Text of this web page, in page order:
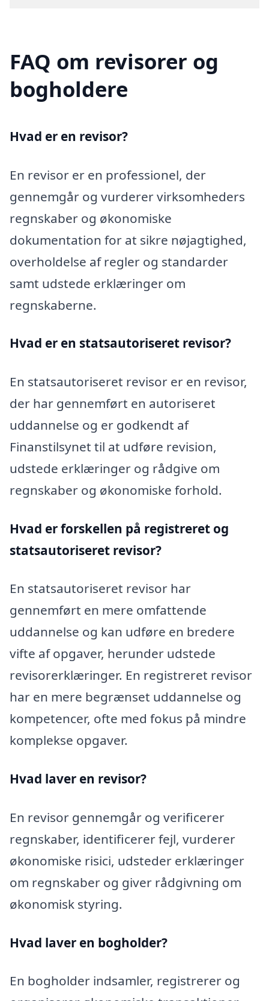
FAQ om revisorer og
bogholdere
Hvad er en revisor?
En revisor er en professionel, der
gennemgår og vurderer virksomheders
regnskaber og økonomiske
dokumentation for at sikre nøjagtighed,
overholdelse af regler og standarder
samt udstede erklæringer om
regnskaberne.
Hvad er en statsautoriseret revisor?
En statsautoriseret revisor er en revisor,
der har gennemført en autoriseret
uddannelse og er godkendt af
Finanstilsynet til at udføre revision,
udstede erklæringer og rådgive om
regnskaber og økonomiske forhold.
Hvad er forskellen på registreret og
statsautoriseret revisor?
En statsautoriseret revisor har
gennemført en mere omfattende
uddannelse og kan udføre en bredere
vifte af opgaver, herunder udstede
revisorerklæringer. En registreret revisor
har en mere begrænset uddannelse og
kompetencer, ofte med fokus på mindre
komplekse opgaver.
Hvad laver en revisor?
En revisor gennemgår og verificerer
regnskaber, identificerer fejl, vurderer
økonomiske risici, udsteder erklæringer
om regnskaber og giver rådgivning om
økonomisk styring.
Hvad laver en bogholder?
En bogholder indsamler, registrerer og